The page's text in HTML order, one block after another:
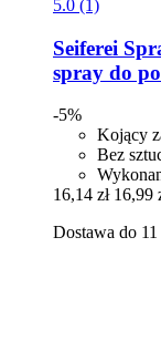
5.0 (1)
Seiferei
spray do
-5%
Kojący
Bez
16,14 zł 16,99
Dostawa do 11